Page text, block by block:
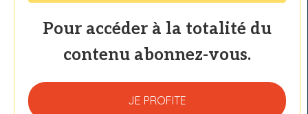
Pour accéder à la totalité du
contenu abonnez-vous.
JE PROFITE